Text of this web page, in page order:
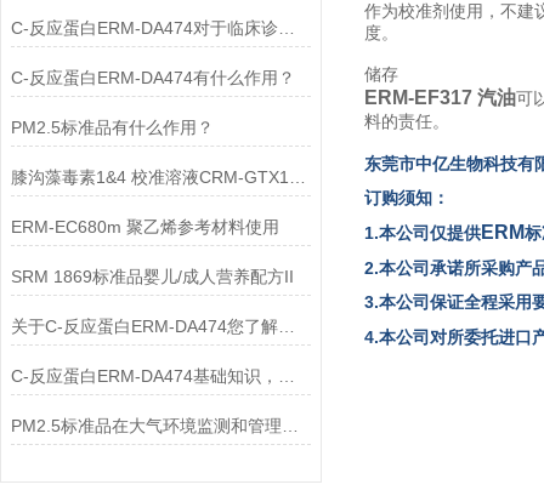
C-反应蛋白ERM-DA474对于临床诊断至关重要
C-反应蛋白ERM-DA474有什么作用？
PM2.5标准品有什么作用？
ERM-EC680m 聚乙烯参考材料使用
SRM 1869标准品婴儿/成人营养配方II
关于C-反应蛋白ERM-DA474您了解多少？
作为校准剂使用，不建
度。
储存
ERM-EF317 汽油可
料的责任。
东莞市中亿生物科技有
订购须知：
1.本公司仅提供ERM
2.本公司承诺所采购产
3.本公司保证全程采用
4.本公司对所委托进口